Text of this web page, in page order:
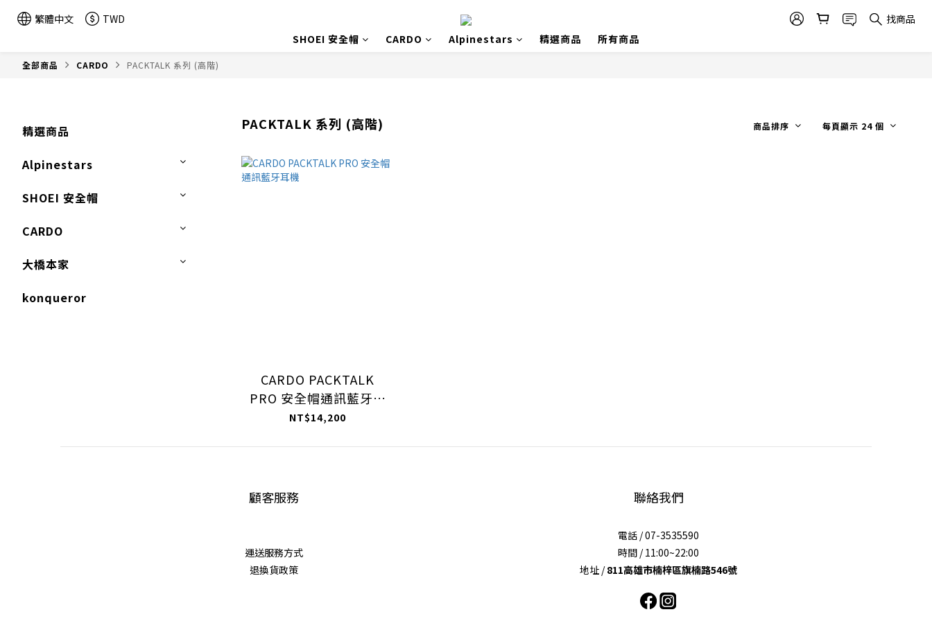
繁體中文 TWD
找商品
SHOEI 安全帽
CARDO Alpinestars 精選商品 所有商品
全部商品 CARDO PACKTALK 系列 (高階)
精選商品
Alpinestars
SHOEI 安全帽
CARDO
大橋本家
konqueror
PACKTALK 系列 (高階) 商品排序 每頁顯示 24 個
CARDO PACKTALK
PRO 安全帽通訊藍牙耳
機
NT$14,200
顧客服務
運送服務方式
退換貨政策
聯絡我們
電話 / 07-3535590
時間 / 11:00~22:00
地址 /811高雄市楠梓區旗楠路546號